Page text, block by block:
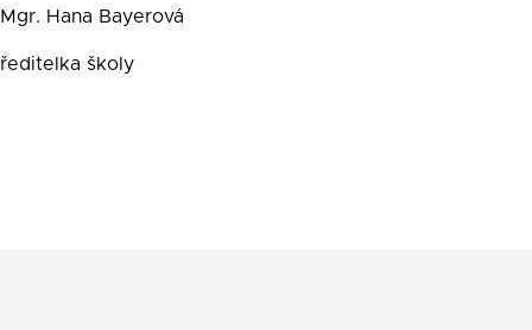
Mgr. Hana Bayerová
ředitelka školy